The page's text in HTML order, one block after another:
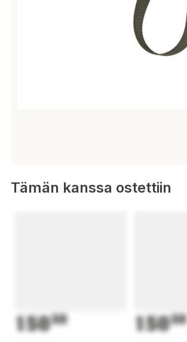
Tämän kanssa ostettiin
15050 15050